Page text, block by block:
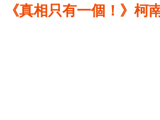
《真相只有一個！》柯